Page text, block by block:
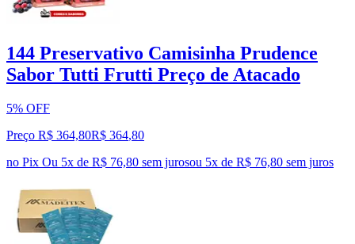
144 Preservativo Camisinha Prudence
Sabor Tutti Frutti Preço de Atacado
5% OFF
Preço R$ 364,80R$ 364,80
no Pix Ou 5x de R$ 76,80 sem jurosou 5x de R$ 76,80 sem juros